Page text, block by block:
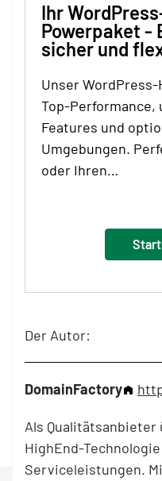
Ihr
Powerpaket -
sicher und
Unser
Top-
Features und
Umgebungen.
oder Ihren…
Der Autor:
DomainFactory
Als
HighEnd-
Serviceleistungen.